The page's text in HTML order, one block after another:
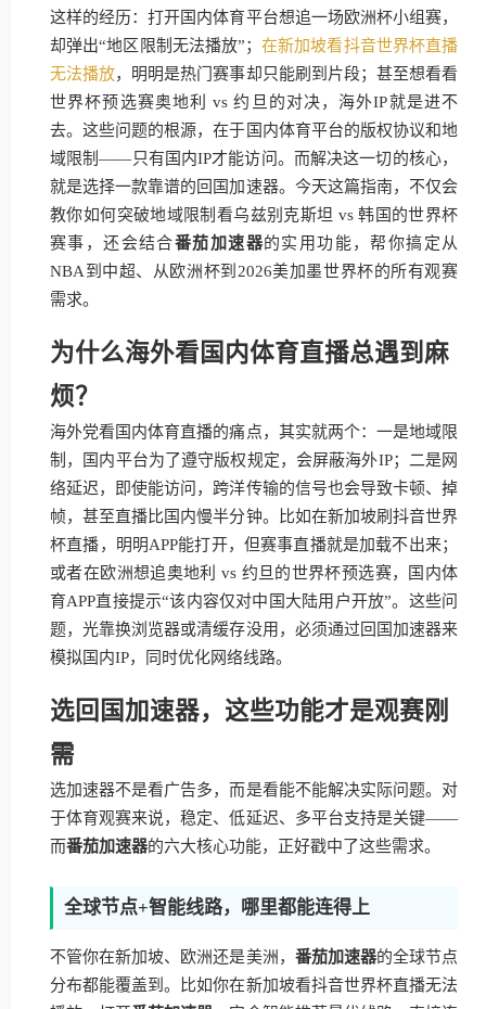
这样的经历：打开国内体育平台想追一场欧洲杯小组赛，
却弹出“地区限制无法播放”； 在新加坡看抖音世界杯直播
无法播放，明明是热门赛事却只能刷到片段；甚至想看看
世界杯预选赛奥地利 vs 约旦的对决，海外IP就是进不
去。这些问题的根源，在于国内体育平台的版权协议和地
域限制——只有国内IP才能访问。而解决这一切的核心，
就是选择一款靠谱的回国加速器。今天这篇指南，不仅会
教你如何突破地域限制看乌兹别克斯坦 vs 韩国的世界杯
赛事，还会结合番茄加速器的实用功能，帮你搞定从
NBA到中超、从欧洲杯到2026美加墨世界杯的所有观赛
需求。
为什么海外看国内体育直播总遇到麻
烦？
海外党看国内体育直播的痛点，其实就两个：一是地域限
制，国内平台为了遵守版权规定，会屏蔽海外IP；二是网
络延迟，即使能访问，跨洋传输的信号也会导致卡顿、掉
帧，甚至直播比国内慢半分钟。比如在新加坡刷抖音世界
杯直播，明明APP能打开，但赛事直播就是加载不出来；
或者在欧洲想追奥地利 vs 约旦的世界杯预选赛，国内体
育APP直接提示“该内容仅对中国大陆用户开放”。这些问
题，光靠换浏览器或清缓存没用，必须通过回国加速器来
模拟国内IP，同时优化网络线路。
选回国加速器，这些功能才是观赛刚
需
选加速器不是看广告多，而是看能不能解决实际问题。对
于体育观赛来说，稳定、低延迟、多平台支持是关键——
而番茄加速器的六大核心功能，正好戳中了这些需求。
全球节点+智能线路，哪里都能连得上
不管你在新加坡、欧洲还是美洲， 番茄加速器的全球节点
分布都能覆盖到。比如你在新加坡看抖音世界杯直播无法